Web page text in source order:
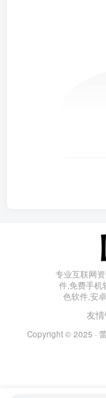
专业互联网
件,免费手机
色软件,安
友
Copyright © 2025 ·